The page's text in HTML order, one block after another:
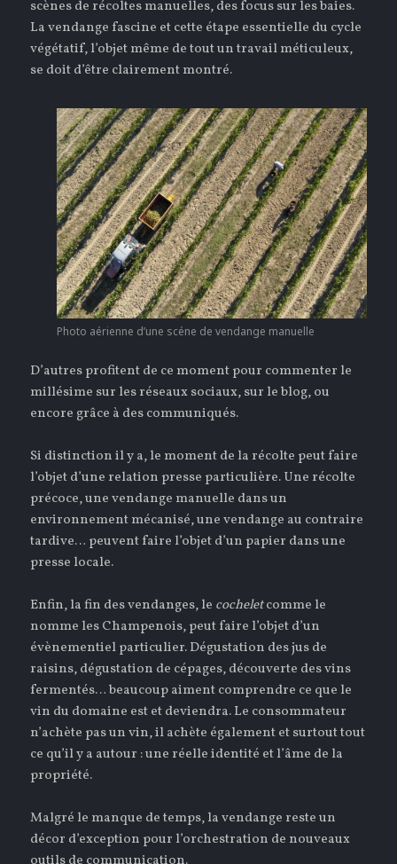
scènes de récoltes manuelles, des focus sur les baies.
La vendange fascine et cette étape essentielle du cycle
végétatif, l’objet même de tout un travail méticuleux,
se doit d’être clairement montré.
Photo aérienne d’une scéne de vendange manuelle
D’autres profitent de ce moment pour commenter le
millésime sur les réseaux sociaux, sur le blog, ou
encore grâce à des communiqués.
Si distinction il y a, le moment de la récolte peut faire
l’objet d’une relation presse particulière. Une récolte
précoce, une vendange manuelle dans un
environnement mécanisé, une vendange au contraire
tardive… peuvent faire l’objet d’un papier dans une
presse locale.
Enfin, la fin des vendanges, le cocheletcomme le
nomme les Champenois, peut faire l’objet d’un
évènementiel particulier. Dégustation des jus de
raisins, dégustation de cépages, découverte des vins
fermentés… beaucoup aiment comprendre ce que le
vin du domaine est et deviendra. Le consommateur
n’achète pas un vin, il achète également et surtout tout
ce qu’il y a autour : une réelle identité et l’âme de la
propriété.
Malgré le manque de temps, la vendange reste un
décor d’exception pour l’orchestration de nouveaux